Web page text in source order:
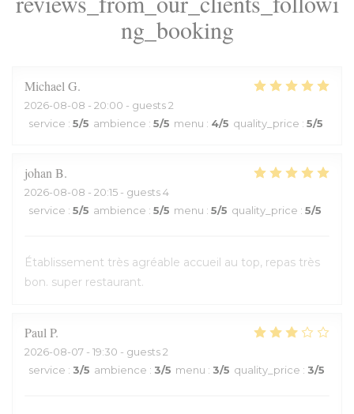
ng_booking
Michael G
2026-08-08 - 20:00 - guests 2
service : 5/5 ambience : 5/5 menu : 4/5 quality_price : 5/5
johan B
2026-08-08 - 20:15 - guests 4
service : 5/5 ambience : 5/5 menu : 5/5 quality_price : 5/5
Établissement très agréable accueil au top, repas très
bon. super restaurant.
Paul P
2026-08-07 - 19:30 - guests 2
service : 3/5 ambience : 3/5 menu : 3/5 quality_price : 3/5